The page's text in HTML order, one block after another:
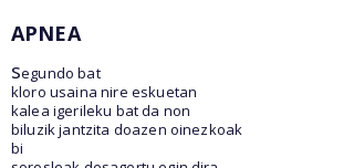
APNEA
segundo bat
kloro usaina nire eskuetan
kalea igerileku bat da non
biluzik jantzita doazen oinezkoak
bi